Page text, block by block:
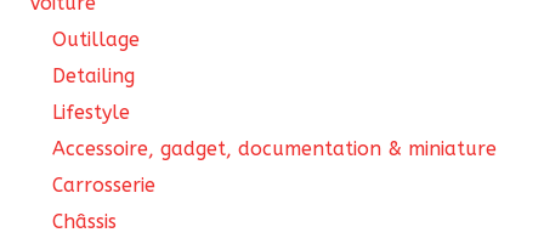
Outillage
Detailing
Lifestyle
Accessoire, gadget, documentation & miniature
Carrosserie
Châssis